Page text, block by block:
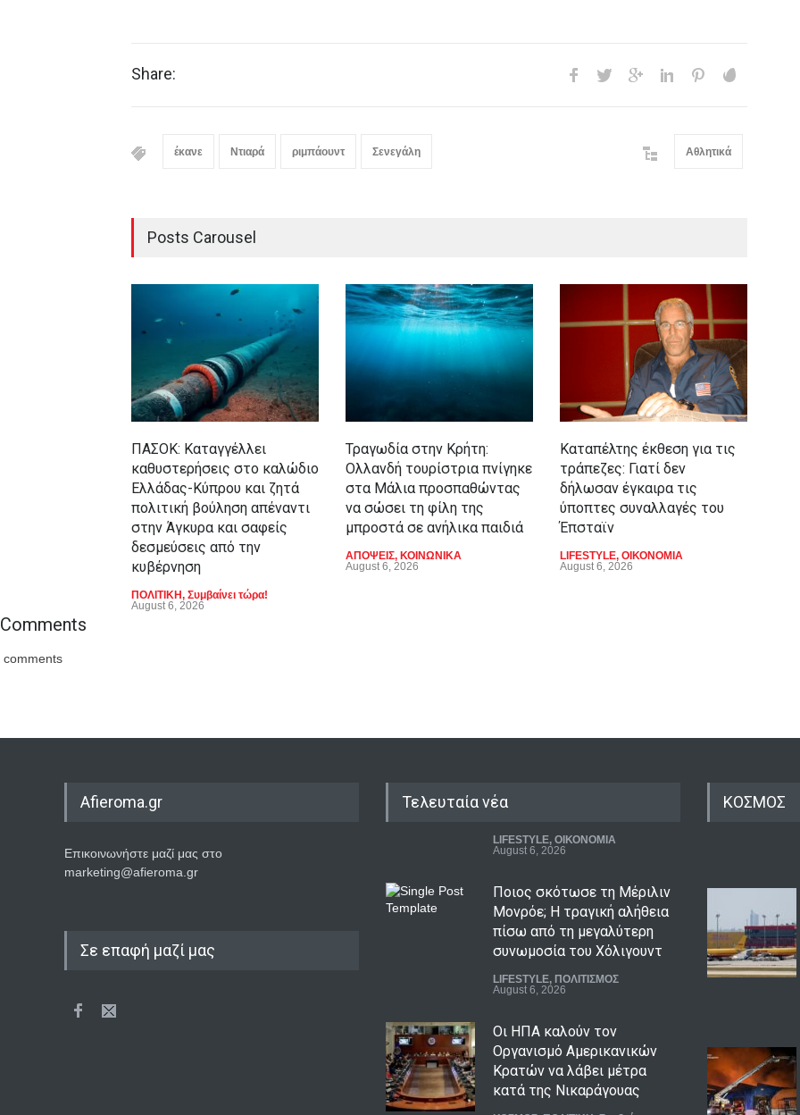
Share:
έκανε Ντιαρά ριμπάουντ Σενεγάλη Αθλητικά
Posts Carousel
ΠΑΣΟΚ: Καταγγέλλει
καθυστερήσεις στο καλώδιο
Ελλάδας-Κύπρου και ζητά
πολιτική βούληση απέναντι
στην Άγκυρα και σαφείς
δεσμεύσεις από την
κυβέρνηση
ΠΟΛΙΤΙΚΗ, Συμβαίνει τώρα!
August 6, 2026
Τραγωδία στην Κρήτη:
Ολλανδή τουρίστρια πνίγηκε
στα Μάλια προσπαθώντας
να σώσει τη φίλη της
μπροστά σε ανήλικα παιδιά
ΑΠΟΨΕΙΣ, ΚΟΙΝΩΝΙΚΑ
August 6, 2026
Καταπέλτης έκθεση για τις
τράπεζες: Γιατί δεν
δήλωσαν έγκαιρα τις
ύποπτες συναλλαγές του
Έπσταϊν
LIFESTYLE, ΟΙΚΟΝΟΜΙΑ
August 6, 2026
Comments
comments
Afieroma.gr
Επικοινωνήστε μαζί μας στο
marketing@afieroma.gr
Σε επαφή μαζί μας
Τελευταία νέα
Ποιος σκότωσε τη Μέριλιν
πίσω από τη μεγαλύτερη
συνωμοσία του Χόλιγουντ
LIFESTYLE,ΠΟΛΙΤΙΣΜΟΣ
August 6, 2026
Οι ΗΠΑ καλούν τον
Κρατών να λάβει μέτρα
κατά της Νικαράγουας
ΚΟΣΜΟΣ, ΠΟΛΙΤΙΚΗ ,Συμβαίνει
τώρα!
ΚΟΣΜΟΣ